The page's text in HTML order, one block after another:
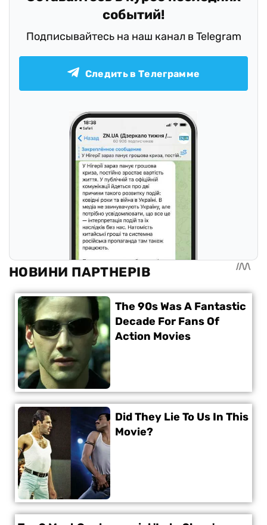
событий!
Подписывайтесь на наш канал в Telegram
Следить в Телеграмме